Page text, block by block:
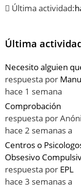
Última actividad:
Última
Necesito alguien
respuesta por
hace 1 semana
Comprobación
respuesta por
hace 2 semanas a
Centros o
Obsesivo
respuesta por EPL
hace 3 semanas a